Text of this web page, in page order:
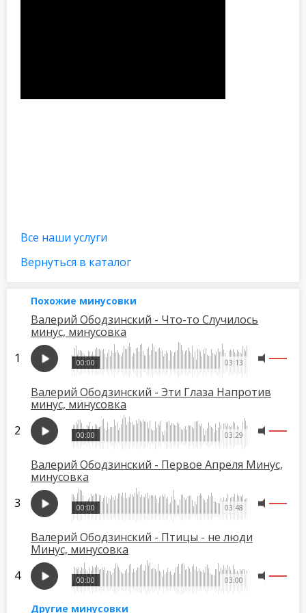
Все наши услуги
Вернуться в каталог
Похожие минусовки
Валерий Ободзинский - Что-то Случилось
минус, минусовка
03:13
00:00
Валерий Ободзинский - Эти Глаза Напротив
минус, минусовка
03:29
00:00
Валерий Ободзинский - Первое Апреля Минус,
минусовка
03:48
00:00
Валерий Ободзинский - Птицы - не люди
Минус, минусовка
03:00
00:00
Другие минусовки